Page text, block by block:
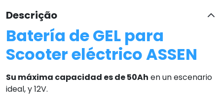
Descrição
Batería de GEL para
Scooter eléctrico ASSEN
Su máxima capacidad es de 50Ah en un escenario
ideal, y 12V.